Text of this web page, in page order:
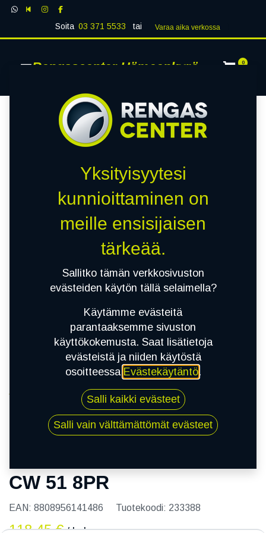
Soita 03 371 5533 tai Varaa aika verk​​​​ossa
Rengascenter Hämeenkyrö 0
195/80R14C 106Q KUMHO CW 51 8PR
CW 51 8PR
EAN: 8808956141486 Tuotekoodi: 233388
118,45€
Yksityisyytesi
kunnioittaminen on
meille ensisijaisen
tärkeää.
Sallitko tämän verkkosivuston
evästeiden käytön tällä selaimella?
Käytämme evästeitä
parantaaksemme sivuston
käyttökokemusta. Saat lisätietoja
evästeistä ja niiden käytöstä
osoitteessa Evästekäytäntö.
Salli kaikki evästeet
Salli vain välttämättömät evästeet